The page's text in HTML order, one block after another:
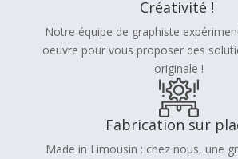
Créativité !
Notre équipe de graphiste
oeuvre pour vous proposer des
originale !
Fabrication sur
Made in Limousin : chez nous, une